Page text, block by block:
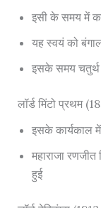
इसी के समय में
यह स्वयं को
इसके समय
लॉर्ड मिंटो प्रथम
इसके कार्यकाल में
महाराजा
हुई